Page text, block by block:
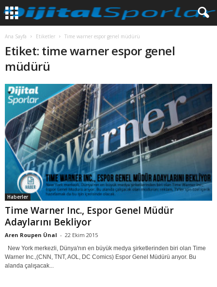
Ana Sayfa Etiketler Time warner espor genel müdürü
Etiket: time warner espor genel
müdürü
Haberler
Time Warner Inc., Espor Genel Müdür
Adaylarını Bekliyor
Aren Roupen Ünal - 22 Ekim 2015
New York merkezli, Dünya'nın en büyük medya şirketlerinden biri olan Time
Warner Inc.,(CNN, TNT, AOL, DC Comics) Espor Genel Müdürü arıyor. Bu
alanda çalışacak...